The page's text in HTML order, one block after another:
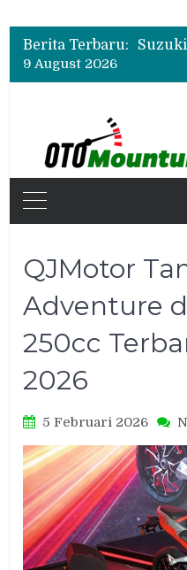
Berita Terbaru:
9 August 2026
QJMotor
Adventure
250cc
2026
5 Februari 2026